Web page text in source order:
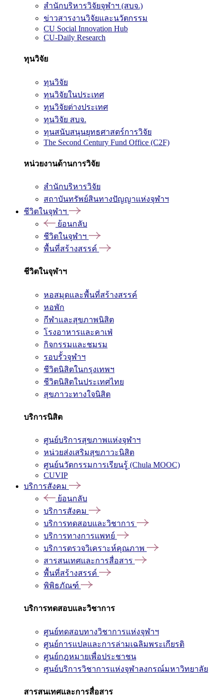
สำนักบริหารวิจัยจุฬาฯ (สบจ.)
ข่าวสารงานวิจัยและนวัตกรรม
CU Social Innovation Hub
CU-Daily Research
ทุนวิจัย
ทุนวิจัย
ทุนวิจัยในประเทศ
ทุนวิจัยต่างประเทศ
ทุนวิจัย สบจ.
ทุนสนับสนุนยุทธศาสตร์การวิจัย
The Second Century Fund Office (C2F)
หน่วยงานด้านการวิจัย
สำนักบริหารวิจัย
สถาบันทรัพย์สินทางปัญญาแห่งจุฬาฯ
ชีวิตในจุฬาฯ
ย้อนกลับ
ชีวิตในจุฬาฯ
พื้นที่สร้างสรรค์
ชีวิตในจุฬาฯ
หอสมุดและพื้นที่สร้างสรรค์
หอพัก
กีฬาและสุขภาพนิสิต
โรงอาหารและคาเฟ่
กิจกรรมและชมรม
รอบรั้วจุฬาฯ
ชีวิตนิสิตในกรุงเทพฯ
ชีวิตนิสิตในประเทศไทย
สุขภาวะทางใจนิสิต
บริการนิสิต
ศูนย์บริการสุขภาพแห่งจุฬาฯ
หน่วยส่งเสริมสุขภาวะนิสิต
ศูนย์นวัตกรรมการเรียนรู้ (Chula MOOC)
CUVIP
บริการสังคม
ย้อนกลับ
บริการสังคม
บริการทดสอบและวิชาการ
บริการทางการแพทย์
บริการตรวจวิเคราะห์คุณภาพ
สารสนเทศและการสื่อสาร
พื้นที่สร้างสรรค์
พิพิธภัณฑ์
บริการทดสอบและวิชาการ
ศูนย์ทดสอบทางวิชาการแห่งจุฬาฯ
ศูนย์การแปลและการล่ามเฉลิมพระเกียรติ
ศูนย์กฎหมายเพื่อประชาชน
ศูนย์บริการวิชาการแห่งจุฬาลงกรณ์มหาวิทยาลัย
สารสนเทศและการสื่อสาร